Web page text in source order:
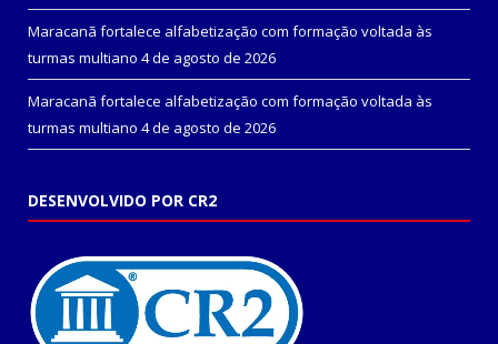
Maracanã fortalece alfabetização com formação voltada às
turmas multiano 4 de agosto de 2026
Maracanã fortalece alfabetização com formação voltada às
turmas multiano 4 de agosto de 2026
DESENVOLVIDO POR CR2